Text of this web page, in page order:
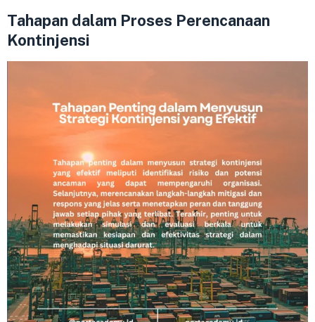
Tahapan dalam Proses Perencanaan
Kontinjensi